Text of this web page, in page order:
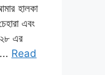
হালকা
এবং
এর
Read